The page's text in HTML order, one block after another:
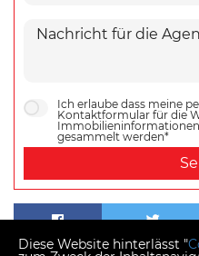
Ich erlaube dass meine
Kontaktformular für die
Immobilieninformationen
gesammelt werden*
Diese Website hinterlässt "